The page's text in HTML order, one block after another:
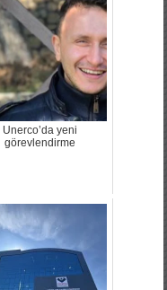
Unerco’da yeni
görevlendirme